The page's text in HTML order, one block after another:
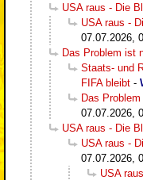
USA raus - Die
USA raus -
07.07.2026,
Das Problem ist
Staats- und
FIFA bleibt -
Das
07.07.2026,
USA raus - Die
USA raus -
07.07.2026,
USA